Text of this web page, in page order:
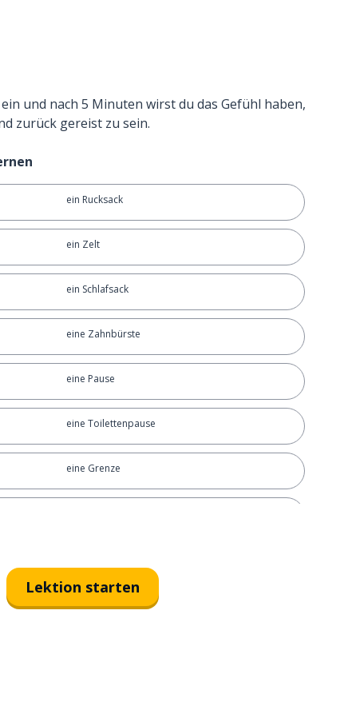
und nach 5 Minuten wirst du das Gefühl haben,
zurück gereist zu sein.
ein Rucksack
ein Zelt
ein Schlafsack
eine Zahnbürste
eine Pause
eine Toilettenpause
eine Grenze
Lektion starten